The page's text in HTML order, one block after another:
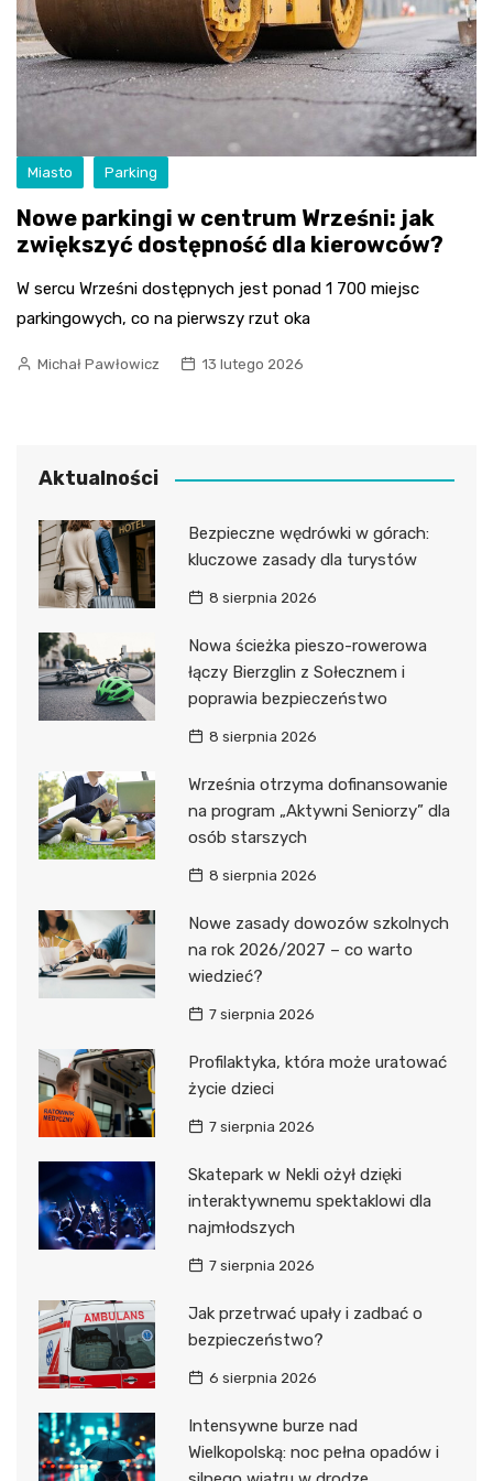
Miasto Parking
Nowe parkingi w centrum Wrześni: jak
zwiększyć dostępność dla kierowców?
W sercu Wrześni dostępnych jest ponad 1 700 miejsc
parkingowych, co na pierwszy rzut oka
Michał Pawłowicz 13 lutego 2026
Aktualności
Bezpieczne wędrówki w górach:
kluczowe zasady dla turystów
8 sierpnia 2026
Nowa ścieżka pieszo-rowerowa
łączy Bierzglin z Sołecznem i
poprawia bezpieczeństwo
8 sierpnia 2026
Września otrzyma dofinansowanie
na program „Aktywni Seniorzy” dla
osób starszych
8 sierpnia 2026
Nowe zasady dowozów szkolnych
na rok 2026/2027 – co warto
wiedzieć?
7 sierpnia 2026
Profilaktyka, która może uratować
życie dzieci
7 sierpnia 2026
Skatepark w Nekli ożył dzięki
interaktywnemu spektaklowi dla
najmłodszych
7 sierpnia 2026
Jak przetrwać upały i zadbać o
bezpieczeństwo?
6 sierpnia 2026
Intensywne burze nad
Wielkopolską: noc pełna opadów i